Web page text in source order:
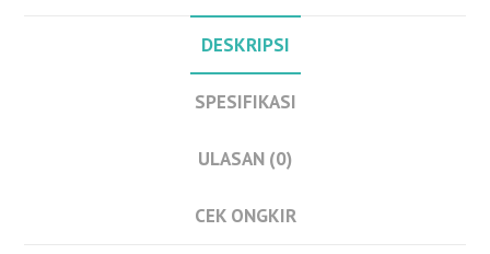
DESKRIPSI
SPESIFIKASI
ULASAN (0)
CEK ONGKIR